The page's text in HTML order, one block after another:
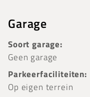
Garage
Soort garage:
Geen garage
Parkeerfaciliteiten:
Op eigen terrein